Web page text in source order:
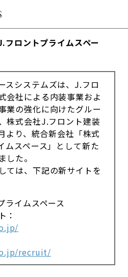
ロントプライムスペー
スシステムズは、J.フロ
会社による内装事業およ
業の強化に向けたグルー
株式会社J.フロント建装
より、統合新会社「株式
ムスペース」として新た
した。
ては、下記の新サイトを
ライムスペース
：
recruit/